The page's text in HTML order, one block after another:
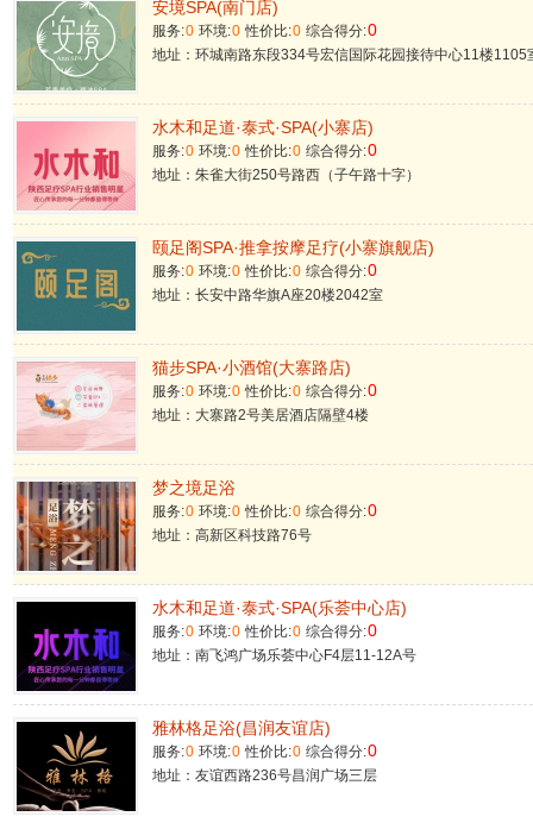
安境SPA(南门店)
服务:0 环境:0 性价比:0 综合得分:0
地址：环城南路东段334号宏信国际花园接待中心11楼1105
水木和足道·泰式·SPA(小寨店)
服务:0 环境:0 性价比:0 综合得分:0
地址：朱雀大街250号路西（子午路十字）
颐足阁SPA·推拿按摩足疗(小寨旗舰店)
服务:0 环境:0 性价比:0 综合得分:0
地址：长安中路华旗A座20楼2042室
猫步SPA·小酒馆(大寨路店)
服务:0 环境:0 性价比:0 综合得分:0
地址：大寨路2号美居酒店隔壁4楼
梦之境足浴
服务:0 环境:0 性价比:0 综合得分:0
地址：高新区科技路76号
水木和足道·泰式·SPA(乐荟中心店)
服务:0 环境:0 性价比:0 综合得分:0
地址：南飞鸿广场乐荟中心F4层11-12A号
雅林格足浴(昌润友谊店)
服务:0 环境:0 性价比:0 综合得分:0
地址：友谊西路236号昌润广场三层